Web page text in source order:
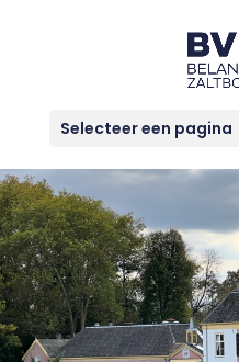
Selecteer een pagina